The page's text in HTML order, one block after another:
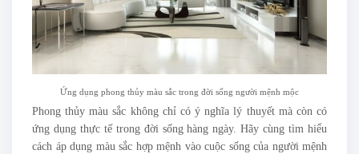
Ứng dụng phong thủy màu sắc trong đời sống người mệnh mộc
Phong thủy màu sắc không chỉ có ý nghĩa lý thuyết mà còn có
ứng dụng thực tế trong đời sống hàng ngày. Hãy cùng tìm hiểu
cách áp dụng màu sắc hợp mệnh vào cuộc sống của người mệnh